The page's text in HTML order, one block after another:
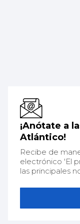
¡Anótate a
Atlántico!
Recibe de
electrónico 'El
las principales